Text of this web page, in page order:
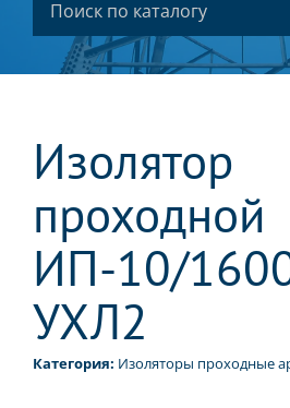
Изолятор
проходной
ИП-10/
УХЛ2
Категория: Изоляторы проходные